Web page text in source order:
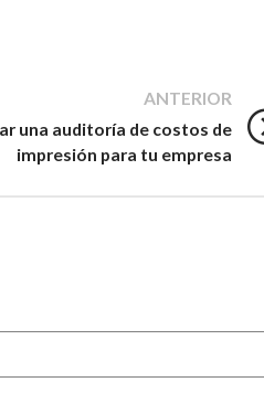
ANTERIOR
una auditoría de costos de
impresión para tu empresa